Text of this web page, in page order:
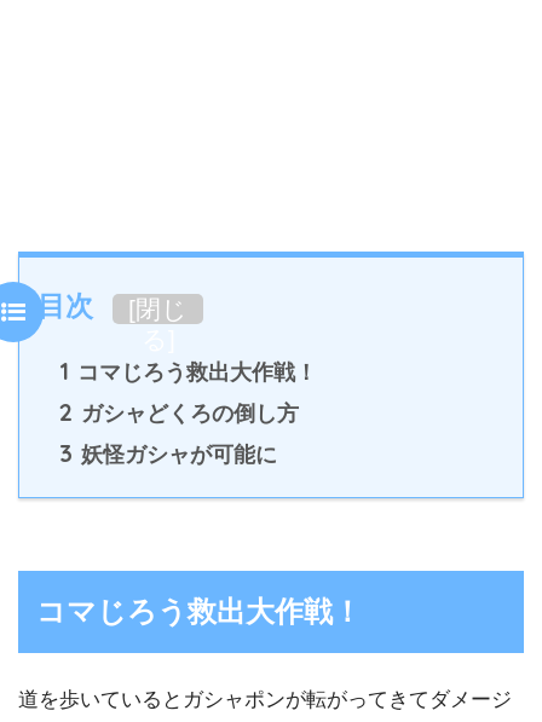
目次 [閉じ
1 コマじろう救出大作戦！
2 ガシャどくろの倒し方
3 妖怪ガシャが可能に
コマじろう救出大作戦！
道を歩いているとガシャポンが転がってきてダメージ